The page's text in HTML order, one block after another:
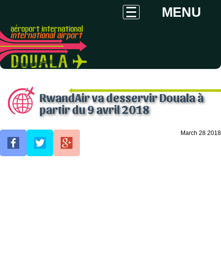
MENU
RwandAir va desservir Douala à
partir du 9 avril 2018
March 28 2018